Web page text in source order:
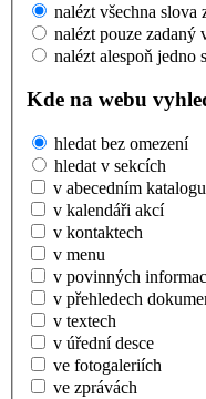
nalézt všechna slova
nalézt pouze zadaný
nalézt alespoň jedno
Kde na webu
hledat bez omezení
hledat v sekcích
v abecedním katalogu
v kalendáři akcí
v kontaktech
v menu
v povinných
v přehledech
v textech
v úřední desce
ve fotogaleriích
ve zprávách